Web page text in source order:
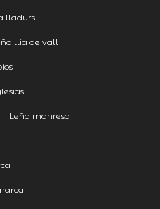
lladurs
llia de vall
Leña manresa